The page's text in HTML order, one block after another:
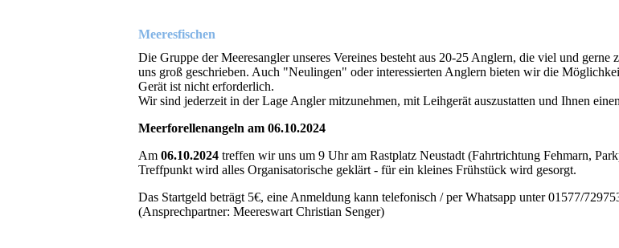
Meeresfischen
Die Gruppe der Meeresangler unseres Vereines besteht aus 20-25 Anglern, die viel und
uns groß geschrieben. Auch "Neulingen" oder interessierten Anglern bieten wir die
Gerät ist nicht erforderlich.
Wir sind jederzeit in der Lage Angler mitzunehmen, mit Leihgerät auszustatten und Ihnen
Meerforellenangeln am 06.10.2024
Am 06.10.2024 treffen wir uns um 9 Uhr am Rastplatz Neustadt (Fahrtrichtung Fehmarn,
Treffpunkt wird alles Organisatorische geklärt - für ein kleines Frühstück wird gesorgt.
Das Startgeld beträgt 5€, eine Anmeldung kann telefonisch / per Whatsapp unter 01577/
(Ansprechpartner: Meereswart Christian Senger)